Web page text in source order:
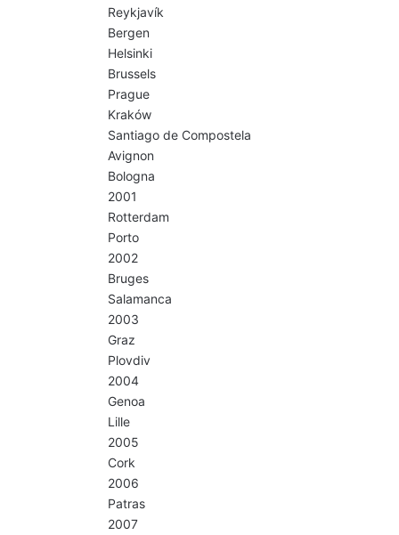
Reykjavík
Bergen
Helsinki
Brussels
Prague
Kraków
Santiago de Compostela
Avignon
Bologna
2001
Rotterdam
Porto
2002
Bruges
Salamanca
2003
Graz
Plovdiv
2004
Genoa
Lille
2005
Cork
2006
Patras
2007